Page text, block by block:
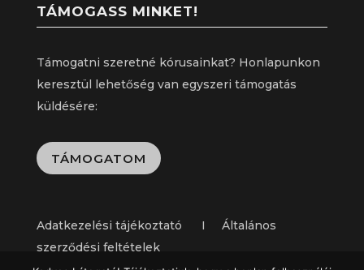
TÁMOGASS MINKET!
Támogatni szeretné kórusainkat? Honlapunkon
keresztül lehetőség van egyszeri támogatás
küldésére:
TÁMOGATOM
Adatkezelési tájékoztató I Általános
szerződési feltételek